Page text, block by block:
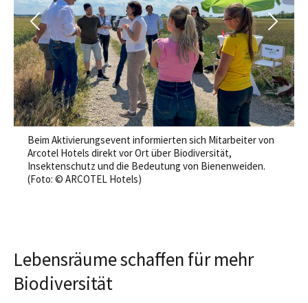
Previous Next
Beim Aktivierungsevent informierten sich Mitarbeiter von
Arcotel Hotels direkt vor Ort über Biodiversität,
Insektenschutz und die Bedeutung von Bienenweiden.
(Foto: © ARCOTEL Hotels)
Lebensräume schaffen für mehr
Biodiversität